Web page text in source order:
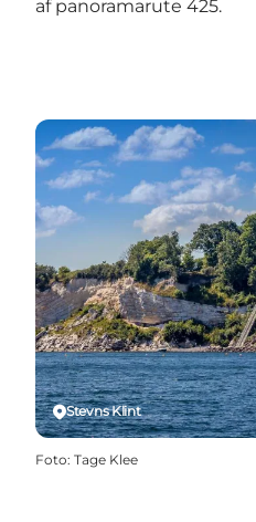
af panoramarute 425.
Stevns Klint
Foto: Tage Klee